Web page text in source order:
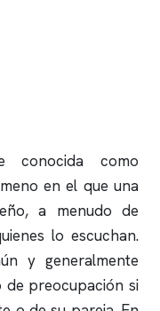
conocida como
en el que una
a menudo de
lo escuchan.
y generalmente
de preocupación si